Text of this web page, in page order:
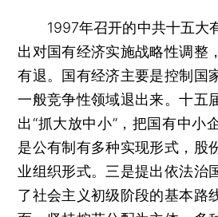
1997年召开的中共十五大
出对国有经济实施战略性调整
有退。国有经济主要是控制国
一般竞争性领域退出来。十五
出“抓大放中小”，把国有中小
是公有制有多种实现形式，股
业组织形式。三是提出依法治
了社会主义初级阶段的基本路